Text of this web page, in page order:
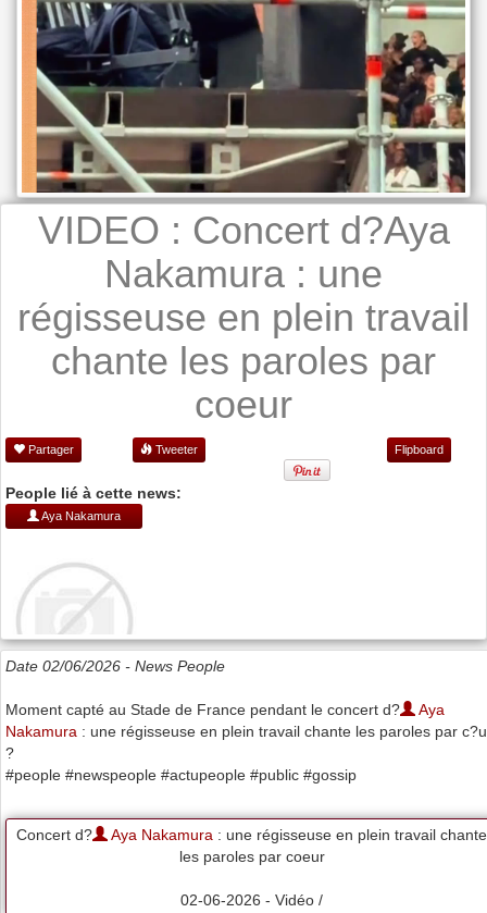
VIDEO : Concert d?Aya
Nakamura : une
régisseuse en plein travail
chante les paroles par
coeur
Partager Tweeter Flipboard
People lié à cette news:
Aya Nakamura
Date 02/06/2026 - News People
Moment capté au Stade de France pendant le concert d?
Aya
Nakamura : une régisseuse en plein travail chante les paroles par
?
#people #newspeople #actupeople #public #gossip
Concert d? Aya Nakamura : une régisseuse en plein travail chante
les paroles par coeur
02-06-2026 - Vidéo /